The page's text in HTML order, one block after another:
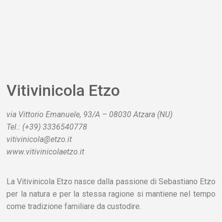
Vitivinicola Etzo
via Vittorio Emanuele, 93/A – 08030 Atzara (NU)
Tel.: (+39) 3336540778
vitivinicola@etzo.it
www.vitivinicolaetzo.it
La Vitivinicola Etzo nasce dalla passione di Sebastiano Etzo
per la natura e per la stessa ragione si mantiene nel tempo
come tradizione familiare da custodire.